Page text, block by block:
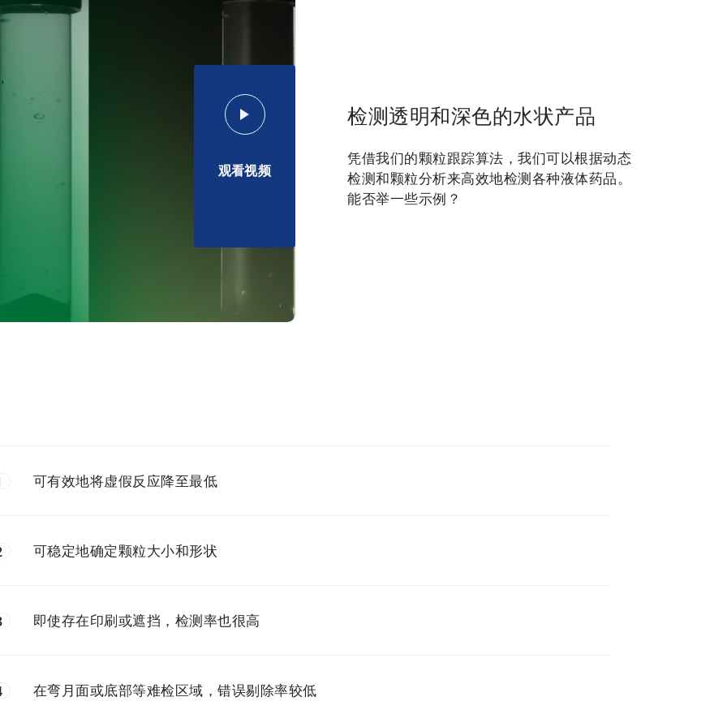
观看视频
检测透明和深色的水状产品
凭借我们的颗粒跟踪算法，我们可以根据动态
检测和颗粒分析来高效地检测各种液体药品。
能否举一些示例？
可有效地将虚假反应降至最低
可稳定地确定颗粒大小和形状
即使存在印刷或遮挡，检测率也很高
在弯月面或底部等难检区域，错误剔除率较低